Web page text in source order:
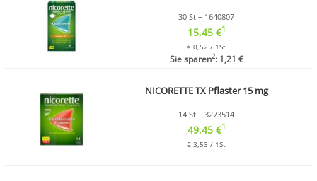
30 St – 1640807
15,45 €1
€ 0,52 / 1St
Sie sparen2: 1,21 €
NICORETTE TX Pflaster 15 mg
14 St – 3273514
49,45 €1
€ 3,53 / 1St